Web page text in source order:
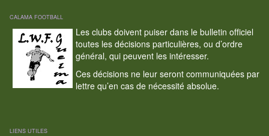
CALAMA FOOTBALL
Les clubs doivent puiser dans le bulletin officiel
toutes les décisions particulières, ou d’ordre
général, qui peuvent les intéresser.
Ces décisions ne leur seront communiquées par
lettre qu’en cas de nécessité absolue.
LIENS UTILES